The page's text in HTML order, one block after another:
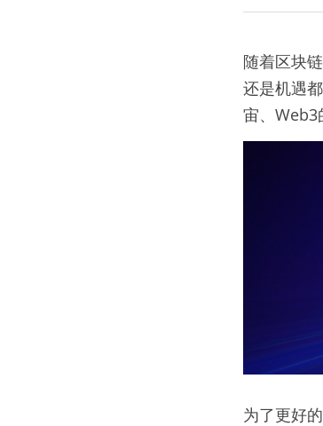
随着区块
还是机遇
宙、Web3
为了更好